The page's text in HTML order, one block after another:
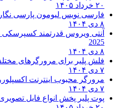
۲۰ خرداد ۱۴۰۵
فارسی نویس لیومون پارسی
۸ دی ۱۴۰۴
آنتی ویروس قدرتمند کسپرسکی 2025
2025
۸ دی ۱۴۰۴
فلش پلیر برای مرورگرهای
۷ دی ۱۴۰۴
مرورگر محبوب اینترنت
۷ دی ۱۴۰۴
پوت پلیر پخش انواع فایل